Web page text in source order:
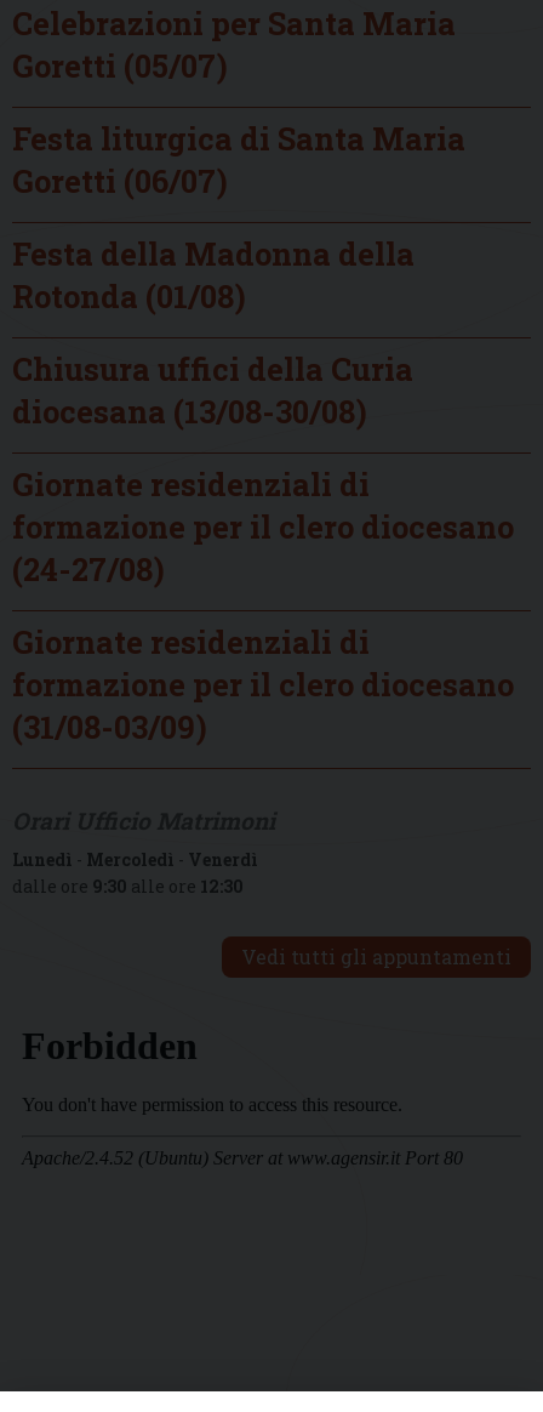
Celebrazioni per Santa Maria
Goretti (05/07)
Festa liturgica di Santa Maria
Goretti (06/07)
Festa della Madonna della
Rotonda (01/08)
Chiusura uffici della Curia
diocesana (13/08-30/08)
Giornate residenziali di
formazione per il clero diocesano
(24-27/08)
Giornate residenziali di
formazione per il clero diocesano
(31/08-03/09)
Lunedì - Mercoledì - Venerdì
dalle ore 9:30 alle ore 12:30
Vedi tutti gli appuntamenti